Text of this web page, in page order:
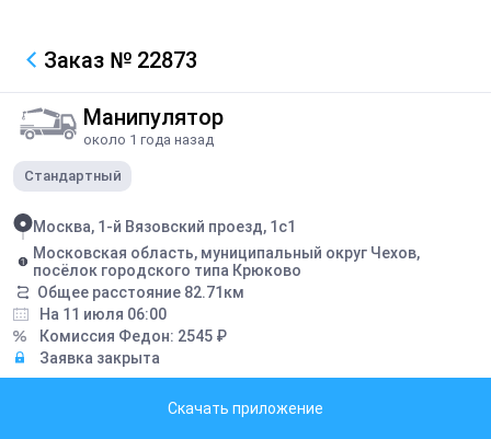
Заказ № 22873
Манипулятор
около 1 года назад
Стандартный
Москва, 1-й Вязовский проезд, 1с1
Московская область, муниципальный округ Чехов,
посёлок городского типа Крюково
Общее расстояние 82.71 км
На 11 июля 06:00
Комиссия Федон: 2545 ₽
Заявка закрыта
Скачать приложение